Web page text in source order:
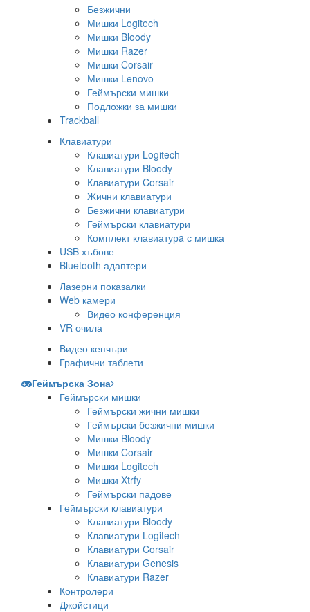
Безжични
Мишки Logitech
Мишки Bloody
Мишки Razer
Мишки Corsair
Мишки Lenovo
Геймърски мишки
Подложки за мишки
Trackball
Клавиатури
Клавиатури Logitech
Клавиатури Bloody
Клавиатури Corsair
Жични клавиатури
Безжични клавиатури
Геймърски клавиатури
Комплект клавиатурa с мишка
USB хъбове
Bluetooth адаптери
Лазерни показалки
Web камери
Видео конференция
VR очила
Видео кепчъри
Графични таблети
Геймърска Зона
Геймърски мишки
Геймърски жични мишки
Геймърски безжични мишки
Мишки Bloody
Мишки Corsair
Мишки Logitech
Мишки Xtrfy
Геймърски падове
Геймърски клавиатури
Клавиатури Bloody
Клавиатури Logitech
Клавиатури Corsair
Клавиатури Genesis
Клавиатури Razer
Контролери
Джойстици